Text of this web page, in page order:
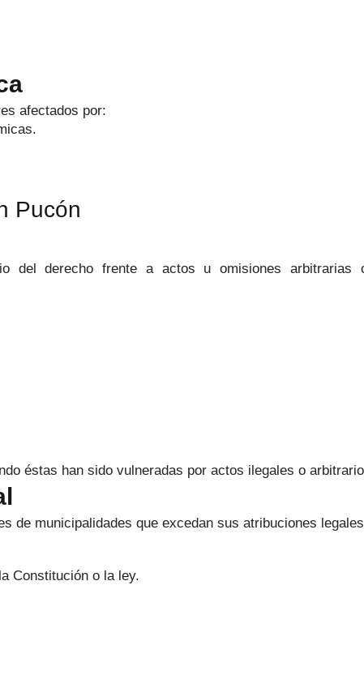
afectados por:
Pucón
del derecho frente a actos u omisiones arbitrarias
éstas han sido vulneradas por actos ilegales o
de municipalidades que excedan sus atribuciones
Constitución o la ley.